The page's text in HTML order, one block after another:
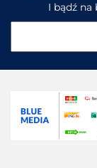
I bądź